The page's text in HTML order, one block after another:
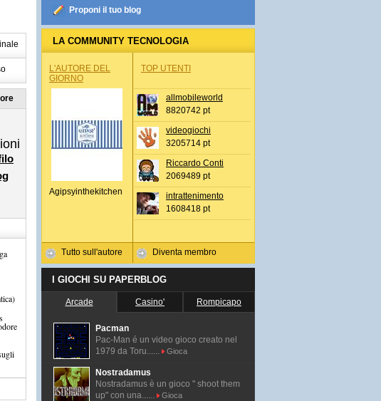
Proponi il tuo blog
LA COMMUNITY TECNOLOGIA
L'AUTORE DEL
GIORNO
Agipsyinthekitchen
Tutto sull'autore
TOP UTENTI
allmobileworld
8820742 pt
videogiochi
3205714 pt
Riccardo Conti
2069489 pt
intrattenimento
1608418 pt
Diventa membro
I GIOCHI SU PAPERBLOG
Arcade Casino' Rompicapo
Pacman
Pac-Man é un video gioco creato nel
1979 da Toru......
Gioca
Nostradamus
Nostradamus è un gioco " shoot them
up" con una......
Gioca